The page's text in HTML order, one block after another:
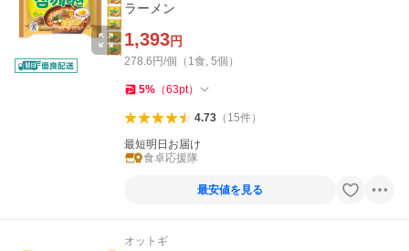
ラーメン
1,393円
278.6円/個（1食, 5個）
5% （63pt）
4.73（ 15件）
最短明日お届け
食卓応援隊
最安値を見る
オットギ